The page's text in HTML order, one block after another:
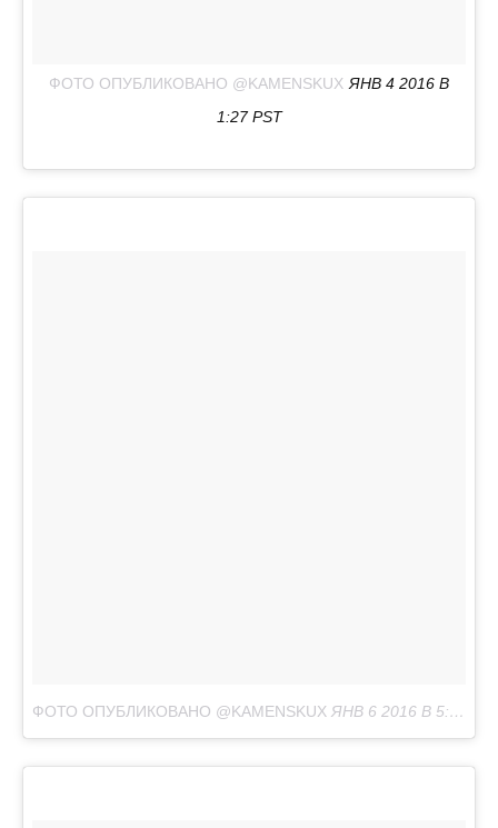
ФОТО ОПУБЛИКОВАНО @KAMENSKUX ЯНВ 4 2016 В
1:27 PST
ФОТО ОПУБЛИКОВАНО @KAMENSKUX ЯНВ 6 2016 В 5:56 PST